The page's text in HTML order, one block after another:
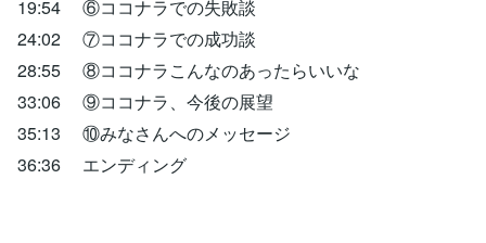
19:54 ⑥ココナラでの失敗談
24:02 ⑦ココナラでの成功談
28:55 ⑧ココナラこんなのあったらいいな
33:06 ⑨ココナラ、今後の展望
35:13 ⑩みなさんへのメッセージ
36:36 エンディング